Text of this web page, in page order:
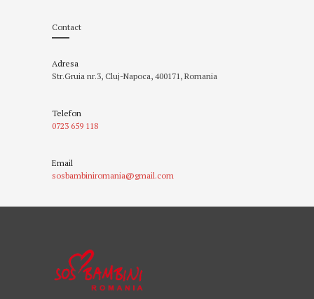
Contact
Adresa
Str.Gruia nr.3, Cluj-Napoca, 400171, Romania
Telefon
0723 659 118
Email
sosbambiniromania@gmail.com